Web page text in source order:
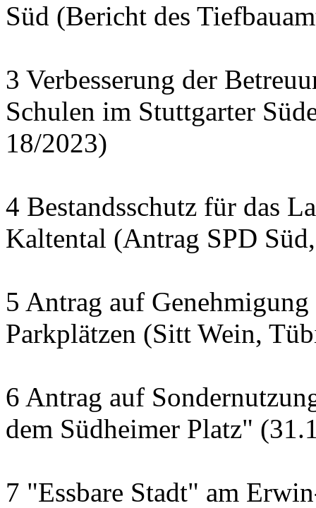
Süd (Bericht des
3 Verbesserung der
Schulen im Stuttgarter
18/2023)
4 Bestandsschutz für das
Kaltental (Antrag SPD
5 Antrag auf
Parkplätzen (Sitt Wein,
6 Antrag auf
dem Südheimer Platz"
7 "Essbare Stadt" am